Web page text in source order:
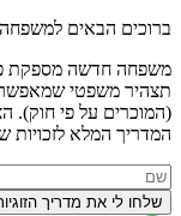
ברוכים הבאים
משפחה חדשה מספקת
תצהיר משפטי שמאפשר
(המוכרים על פי חוק).
המדריך המלא לזכויות